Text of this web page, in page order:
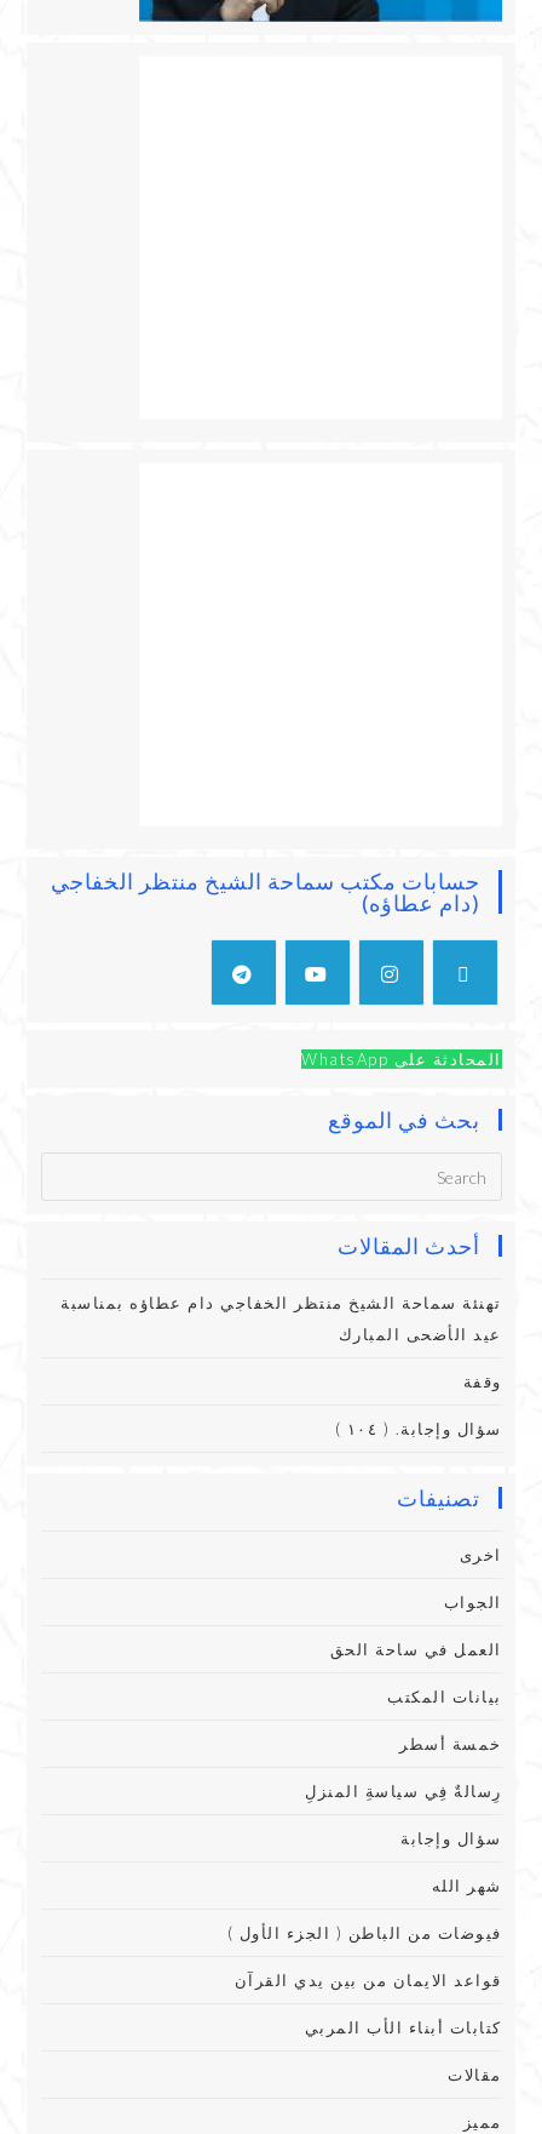
حسابات مكتب سماحة الشيخ منتظر الخفاجي
(دام عطاؤه)
المحادثة على WhatsApp
بحث في الموقع
أحدث المقالات
تهنئة سماحة الشيخ منتظر الخفاجي دام عطاؤه بمناسبة
عيد الأضحى المبارك
وقفة
سؤال وإجابة. ( ١٠٤ )
تصنيفات
اخرى
الجواب
العمل في ساحة الحق
بيانات المكتب
خمسة أسطر
رِسالةٌ فِي سياسةِ المنزلِ
سؤال وإجابة
شهر الله
فيوضات من الباطن ( الجزء الأول )
قواعد الايمان من بين يدي القرآن
كتابات أبناء الأب المربي
مقالات
مميز